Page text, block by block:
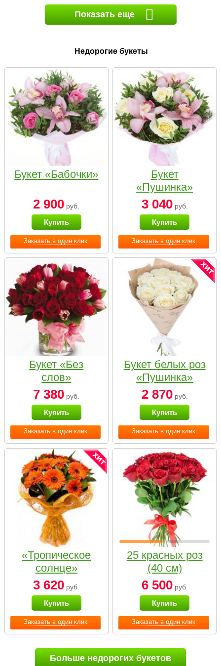
Показать еще
Недорогие букеты
Заказать в один клик
Букет «Бабочки»
2 900 руб.
Купить
Заказать в один клик
Букет
«Пушинка»
3 040руб.
Купить
Заказать в один клик
Букет «Без
слов»
7 380 руб.
Купить
Заказать в один клик
Букет белых роз
«Пушинка»
2 870руб.
Купить
Заказать в один клик
«Тропическое
солнце»
3 620 руб.
Купить
Заказать в один клик
25 красных роз
(40 см)
6 500руб.
Купить
Больше недорогих букетов